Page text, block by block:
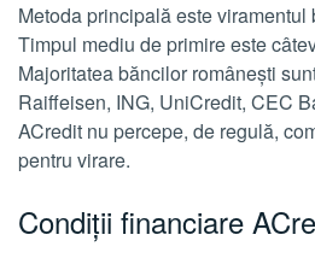
Metoda principală este viramentul
Timpul mediu de primire este
Majoritatea băncilor românești
Raiffeisen, ING, UniCredit, CEC
ACredit nu percepe, de regulă,
pentru virare.
Condiții financiare